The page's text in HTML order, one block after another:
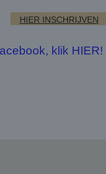
HIER INSCHRIJVEN
klik HIER!